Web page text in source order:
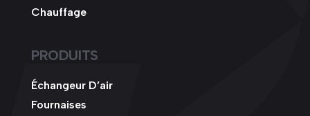
Chauffage
PRODUITS
Échangeur D’air
Fournaises